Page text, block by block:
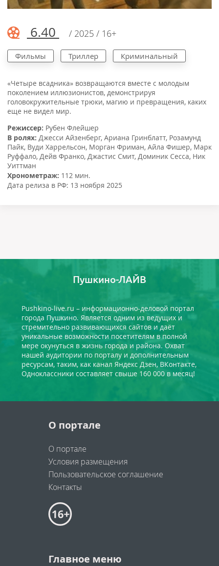
6.40 / 2025 / 16+
Фильмы Триллер Криминальный
«Четыре всадника» возвращаются вместе с молодым
поколением иллюзионистов, демонстрируя
головокружительные трюки, магию и превращения, каких
еще не видел мир.
Режиссер: Рубен Флейшер
В ролях: Джесси Айзенберг, Ариана Гринблатт, Розамунд
Пайк, Вуди Харрельсон, Морган Фриман, Айла Фишер, Марк
Руффало, Дейв Франко, Джастис Смит, Доминик Сесса, Ник
Уиттман
Хронометраж: 112 мин.
Дата релиза в РФ: 13 ноября 2025
Пушкино-ЛАЙВ
Pushkino-live.ru – информационно-деловой портал
города Пушкино. Является одним из ведущих и
стремительно развивающихся сайтов и даёт
уникальные возможности посетителям в полной
мере окунуться в жизнь города и района. Охват
нашей аудитории по порталу и дополнительным
ресурсам, таким, как канал Яндекс Дзен, ВКонтакте,
Одноклассники составляет свыше 160 000 в месяц!
О портале
О портале
Условия размещения
Пользовательское соглашение
Контакты
Главное меню